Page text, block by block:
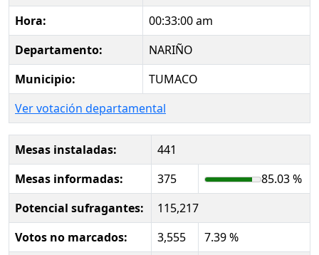
Hora:
00:33:00 am
Departamento:
NARIÑO
Municipio:
TUMACO
Ver votación departamental
Mesas instaladas:
441
Mesas informadas:
375
85.03 %
Potencial sufragantes:
115,217
Votos no marcados:
3,555
7.39 %